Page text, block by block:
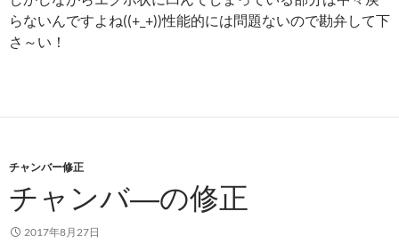
らないんですよね((+_+))性能的には問題ないので勘弁して下
さ～い！
チャンバー修正
チャンバ―の修正
2017年8月27日